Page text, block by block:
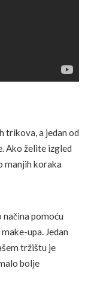
trikova, a jedan od
Ako želite izgled
manjih koraka
pomoću
upa. Jedan
tržištu je
bolje